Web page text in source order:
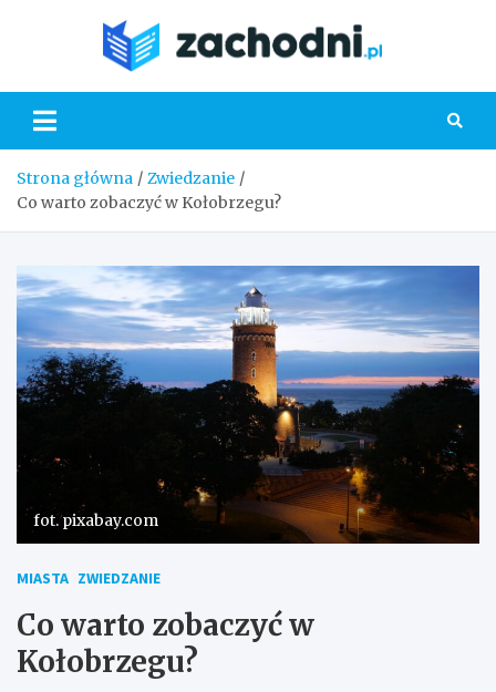
Strona główna
Zwiedzanie
Co warto zobaczyć w Kołobrzegu?
fot. pixabay.com
MIASTA ZWIEDZANIE
Co warto zobaczyć w
Kołobrzegu?